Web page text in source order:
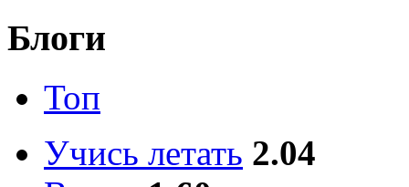
Блоги
Топ
Учись летать 2.04